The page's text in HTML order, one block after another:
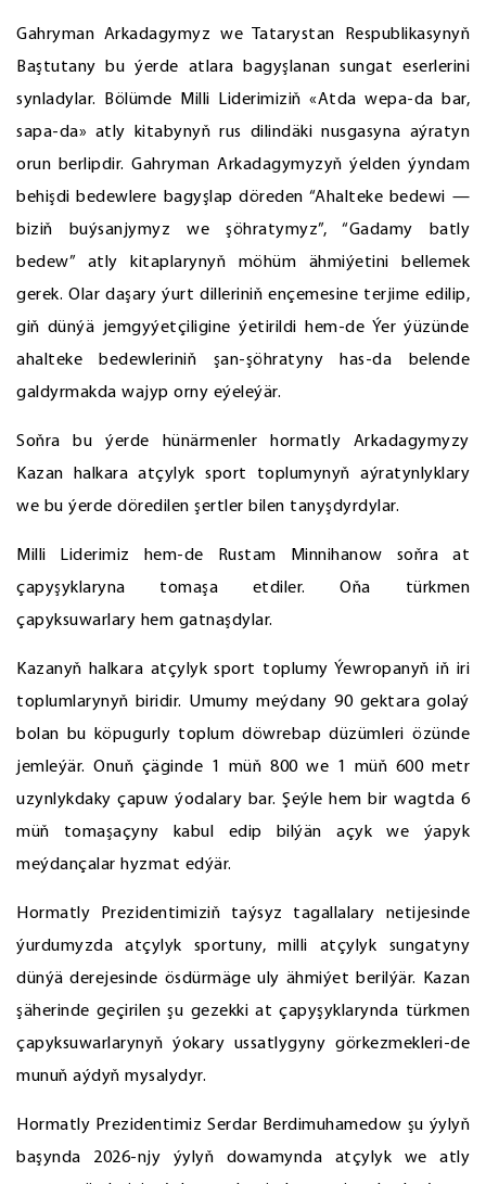
Gahryman Arkadagymyz we Tatarystan Respublikasynyň
Baştutany bu ýerde atlara bagyşlanan sungat eserlerini
synladylar. Bölümde Milli Liderimiziň «Atda wepa-da bar,
sapa-da» atly kitabynyň rus dilindäki nusgasyna aýratyn
orun berlipdir. Gahryman Arkadagymyzyň ýelden ýyndam
behişdi bedewlere bagyşlap döreden “Ahalteke bedewi —
biziň buýsanjymyz we şöhratymyz”, “Gadamy batly
bedew” atly kitaplarynyň möhüm ähmiýetini bellemek
gerek. Olar daşary ýurt dilleriniň ençemesine terjime edilip,
giň dünýä jemgyýetçiligine ýetirildi hem-de Ýer ýüzünde
ahalteke bedewleriniň şan-şöhratyny has-da belende
galdyrmakda wajyp orny eýeleýär.
Soňra bu ýerde hünärmenler hormatly Arkadagymyzy
Kazan halkara atçylyk sport toplumynyň aýratynlyklary
we bu ýerde döredilen şertler bilen tanyşdyrdylar.
Milli Liderimiz hem-de Rustam Minnihanow soňra at
çapyşyklaryna tomaşa etdiler. Oňa türkmen
çapyksuwarlary hem gatnaşdylar.
Kazanyň halkara atçylyk sport toplumy Ýewropanyň iň iri
toplumlarynyň biridir. Umumy meýdany 90 gektara golaý
bolan bu köpugurly toplum döwrebap düzümleri özünde
jemleýär. Onuň çäginde 1 müň 800 we 1 müň 600 metr
uzynlykdaky çapuw ýodalary bar. Şeýle hem bir wagtda 6
müň tomaşaçyny kabul edip bilýän açyk we ýapyk
meýdançalar hyzmat edýär.
Hormatly Prezidentimiziň taýsyz tagallalary netijesinde
ýurdumyzda atçylyk sportuny, milli atçylyk sungatyny
dünýä derejesinde ösdürmäge uly ähmiýet berilýär. Kazan
şäherinde geçirilen şu gezekki at çapyşyklarynda türkmen
çapyksuwarlarynyň ýokary ussatlygyny görkezmekleri-de
munuň aýdyň mysalydyr.
Hormatly Prezidentimiz Serdar Berdimuhamedow şu ýylyň
başynda 2026-njy ýylyň dowamynda atçylyk we atly